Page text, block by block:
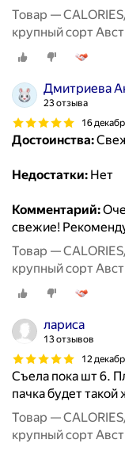
Товар —
крупный сорт
Дмитриева
23 отзыва
16
Достоинства:
Недостатки: Нет
Комментарий:
свежие!
Товар —
крупный сорт
лариса
13 отзывов
12
Съела пока шт 6.
пачка будет
Товар —
крупный сорт